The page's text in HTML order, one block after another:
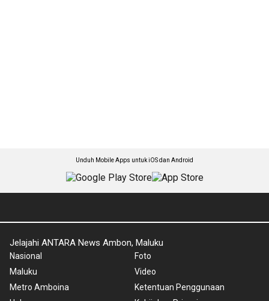
Unduh Mobile Apps untuk iOS dan Android
Jelajahi ANTARA News Ambon, Maluku
Nasional
Maluku
Metro Amboina
Foto
Video
Ketentuan Penggunaan